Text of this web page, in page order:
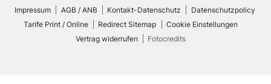
Impressum AGB / ANB Kontakt-Datenschutz
Datenschutzpolicy
Tarife Print / Online
Redirect Sitemap
Cookie Einstellungen
Vertrag widerrufen
Fotocredits